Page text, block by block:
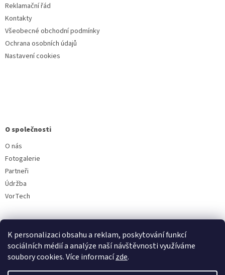
K personalizaci obsahu a reklam, poskytování funkcí
sociálních médií a analýze naší návštěvnosti využíváme
soubory cookies. Více informacízde.
Reklamační řád
Kontakty
Všeobecné obchodní podmínky
Ochrana osobních údajů
Nastavení cookies
O společnosti
O nás
Fotogalerie
Partneři
Údržba
VorTech